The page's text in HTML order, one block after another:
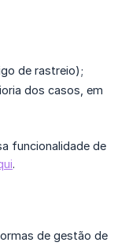
de rastreio);
dos casos, em
funcionalidade de
.
de gestão de